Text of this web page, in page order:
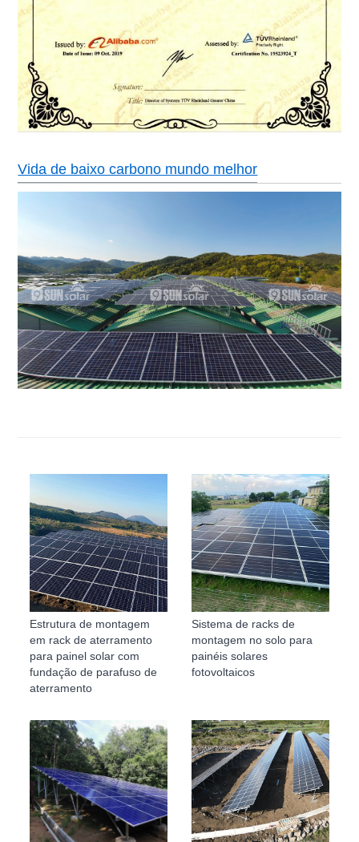
Vida de baixo carbono mundo melhor
Estrutura de montagem
em rack de aterramento
para painel solar com
fundação de parafuso de
aterramento
Sistema de racks de
montagem no solo para
painéis solares
fotovoltaicos